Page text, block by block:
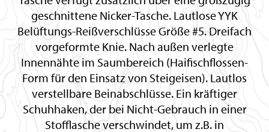
geschnittene Nicker-Tasche. Lautlose YYK
Belüftungs-Reißverschlüsse Größe #5. Dreifach
vorgeformte Knie. Nach außen verlegte
Innennähte im Saumbereich (Haifischflossen-
Form für den Einsatz von Steigeisen). Lautlos
verstellbare Beinabschlüsse. Ein kräftiger
Schuhhaken, der bei Nicht-Gebrauch in einer
Stofflasche verschwindet, um z.B. in